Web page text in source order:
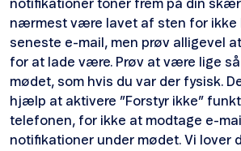
notifikationer toner frem på din
nærmest være lavet af sten for ikke
seneste e-mail, men prøv alligevel
for at lade være. Prøv at være lige
mødet, som hvis du var der fysisk.
hjælp at aktivere ”Forstyr ikke”
telefonen, for ikke at modtage e-
notifikationer under mødet. Vi lover